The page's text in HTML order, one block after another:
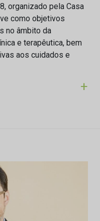
organizado pela Casa
como objetivos
no âmbito da
e terapêutica, bem
aos cuidados e
+